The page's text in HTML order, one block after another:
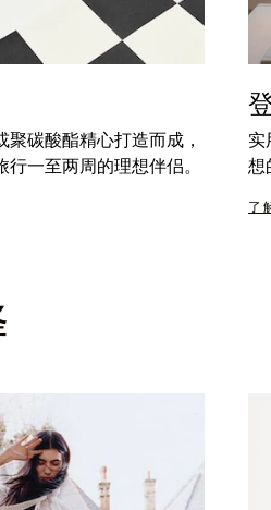
碳酸酯精心打造而成，
一至两周的理想伴侣。
实
想
了